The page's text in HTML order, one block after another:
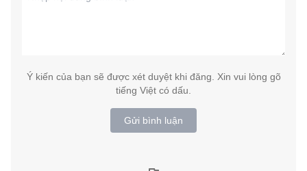
Ý kiến của bạn sẽ được xét duyệt khi đăng. Xin vui lòng gõ
tiếng Việt có dấu.
Gửi bình luận